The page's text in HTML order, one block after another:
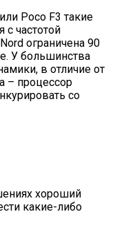
Poco F3 такие
с частотой
ограничена 90
У большинства
в отличие от
– процессор
со
хороший
какие-либо